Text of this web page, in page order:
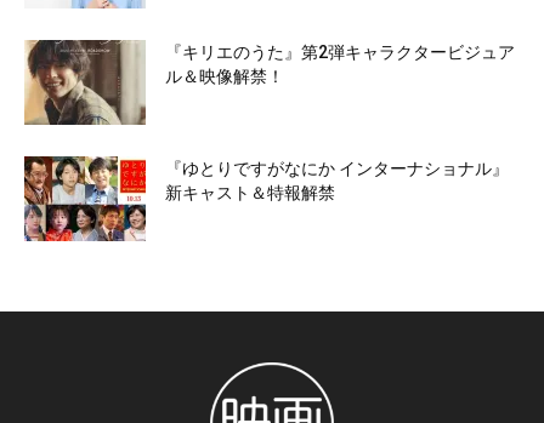
『キリエのうた』第2弾キャラクタービジュア
ル＆映像解禁！
『ゆとりですがなにか インターナショナル』
新キャスト＆特報解禁